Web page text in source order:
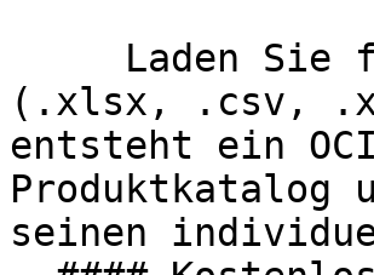
(.xlsx, .csv,
entsteht ein
Produktkatalog
seinen